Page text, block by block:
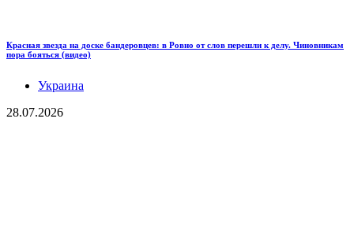
Красная звезда на доске бандеровцев: в Ровно от слов перешли к делу. Чиновникам
пора бояться (видео)
Украина
28.07.2026